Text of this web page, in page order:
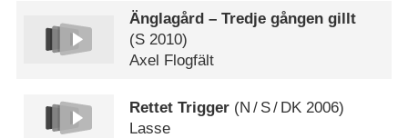
Änglagård – Tredje gången gillt
(S 2010)
Axel Flogfält
Rettet Trigger (N / S/ DK 2006)
Lasse